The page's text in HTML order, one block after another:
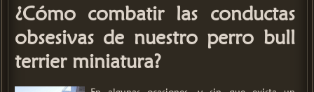
¿Cómo combatir las conductas
obsesivas de nuestro perro bull
terrier miniatura?